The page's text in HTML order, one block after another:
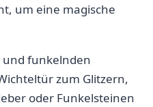
⁢um⁣ eine magische
und funkelnden
zum‌ Glitzern,
oder Funkelsteinen